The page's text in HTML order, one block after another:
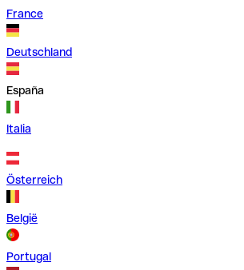
France
Deutschland
España
Italia
Österreich
België
Portugal